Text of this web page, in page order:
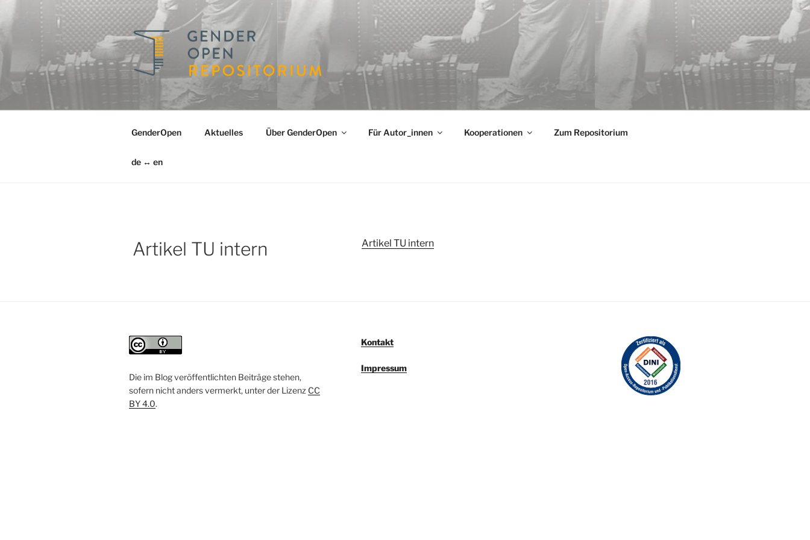
Inhalt
GENDEROPEN
Ein Repositorium für die Geschlechterforschung
GenderOpen Aktuelles Über GenderOpen Für Autor_innen Kooperationen Zum Repositorium
de ↔ en
Artikel TU intern Artikel TU intern
Die im Blog veröffentlichten Beiträge stehen,
sofern nicht anders vermerkt, unter der Lizenz CC
BY 4.0.
Kontakt
Impressum